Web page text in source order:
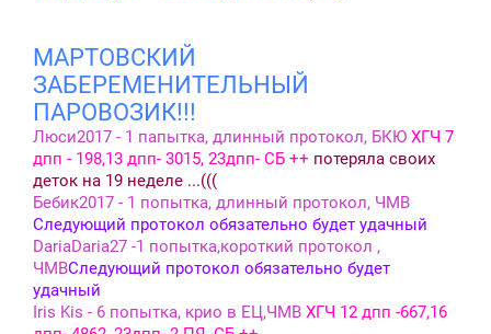
МАРТОВСКИЙ
ЗАБЕРЕМЕНИТЕЛЬНЫЙ
ПАРОВОЗИК!!!
Люси2017 - 1 папытка, длинный протокол, БКЮ ХГЧ 7
дпп - 198,13 дпп- 3015, 23дпп- СБ ++ потеряла своих
деток на 19 неделе ...(((
Бебик2017 - 1 попытка, длинный протокол, ЧМВ
Следующий протокол обязательно будет удачный
DariaDaria27 -1 попытка,короткий протокол ,
ЧМВСледующий протокол обязательно будет
удачный
Iris Kis - 6 попытка, крио в ЕЦ,ЧМВ ХГЧ 12 дпп -667,16